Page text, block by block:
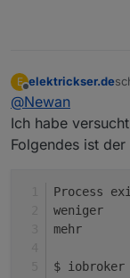
E
Offline
elektrickser.de
@Newan
Ich habe
Folgendes ist
Process
weniger
mehr
$ iobroker